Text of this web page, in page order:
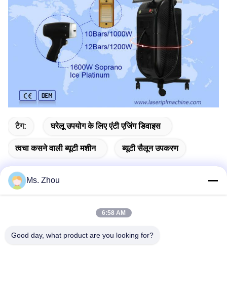
टैग: घरेलू उपयोग के लिए एंटी एजिंग डिवाइस
त्वचा कसने वाली ब्यूटी मशीन ब्यूटी सैलून उपकरण
पता
Ms. Zhou
6:58 AM
Good day, what product are you looking for?